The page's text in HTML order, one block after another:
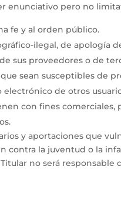
enunciativo pero no
fe y al orden público.
ilegal, de apología
sus proveedores o de
sean susceptibles de
de otros
con fines comerciales,
y aportaciones que
la juventud o la
no será